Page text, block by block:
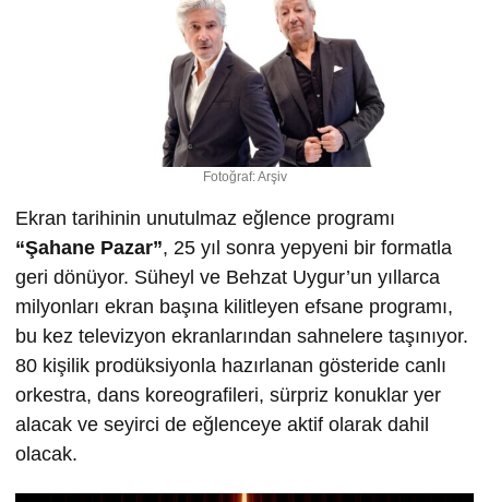
Fotoğraf: Arşiv
Ekran tarihinin unutulmaz eğlence programı
“Şahane Pazar”, 25 yıl sonra yepyeni bir formatla
geri dönüyor. Süheyl ve Behzat Uygur’un yıllarca
milyonları ekran başına kilitleyen efsane programı,
bu kez televizyon ekranlarından sahnelere taşınıyor.
80 kişilik prodüksiyonla hazırlanan gösteride canlı
orkestra, dans koreografileri, sürpriz konuklar yer
alacak ve seyirci de eğlenceye aktif olarak dahil
olacak.